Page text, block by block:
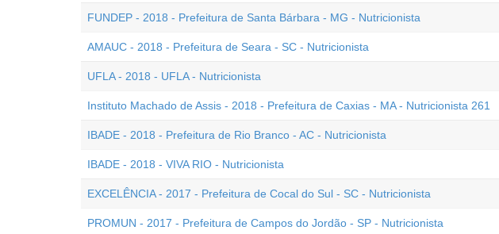
FUNDEP - 2018 - Prefeitura de Santa Bárbara - MG - Nutricionista
AMAUC - 2018 - Prefeitura de Seara - SC - Nutricionista
UFLA - 2018 - UFLA - Nutricionista
Instituto Machado de Assis - 2018 - Prefeitura de Caxias - MA - Nutricionista 261
IBADE - 2018 - Prefeitura de Rio Branco - AC - Nutricionista
IBADE - 2018 - VIVA RIO - Nutricionista
EXCELÊNCIA - 2017 - Prefeitura de Cocal do Sul - SC - Nutricionista
PROMUN - 2017 - Prefeitura de Campos do Jordão - SP - Nutricionista